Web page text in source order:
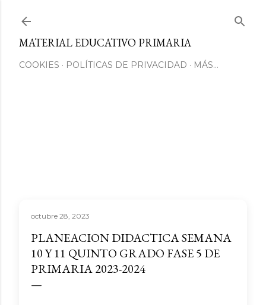
MATERIAL EDUCATIVO PRIMARIA
COOKIES POLÍTICAS DE PRIVACIDAD MÁS…
octubre 28, 2023
PLANEACION DIDACTICA SEMANA
10 Y 11 QUINTO GRADO FASE 5 DE
PRIMARIA 2023-2024